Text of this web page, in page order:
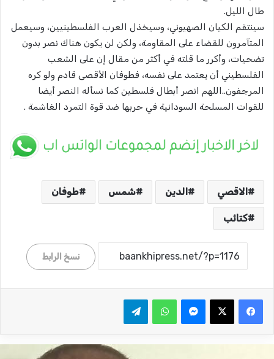
طال الليل.
سينتقم الكيان الصهيوني، وسيخذل العرب الفلسطينيين، وسيعمل
المتآمرون للقضاء على المقاومة، ولكن لن يكون هناك نصر بدون
تضحيات، وأكرر ما قلته في أكثر من مقال إن على الشعب
الفلسطيني أن يعتمد على نفسه، فطوفان الأقصى قادم ولو كره
المرجفون..اللهم انصر أبطال فلسطين كما نسأله النصر أيضا
للقوات المسلحة السودانية في حربها ضد قوة التمرد الغاشمة .
الاقصي الدين شمس طوفان
كتائب
نسخ الرابط
واتساب